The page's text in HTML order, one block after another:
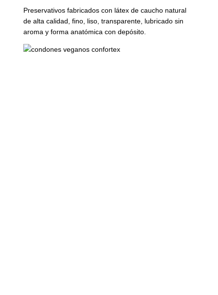
Preservativos fabricados con látex de caucho natural
de alta calidad, fino, liso, transparente, lubricado sin
aroma y forma anatómica con depósito.